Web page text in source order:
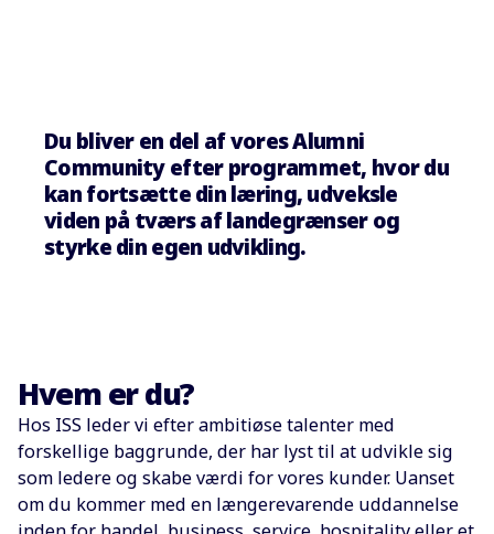
Du bliver en del af vores Alumni
Community efter programmet, hvor du
kan fortsætte din læring, udveksle
viden på tværs af landegrænser og
styrke din egen udvikling.
Hvem er du?
Hos ISS leder vi efter ambitiøse talenter med
forskellige baggrunde, der har lyst til at udvikle sig
som ledere og skabe værdi for vores kunder. Uanset
om du kommer med en længerevarende uddannelse